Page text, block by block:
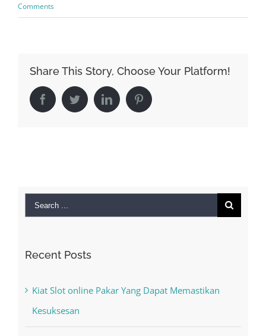
Comments
Share This Story, Choose Your Platform!
FacebookTwitterLinkedIn Pinterest
Search
Recent Posts
Kiat Slot online Pakar Yang Dapat Memastikan
Kesuksesan